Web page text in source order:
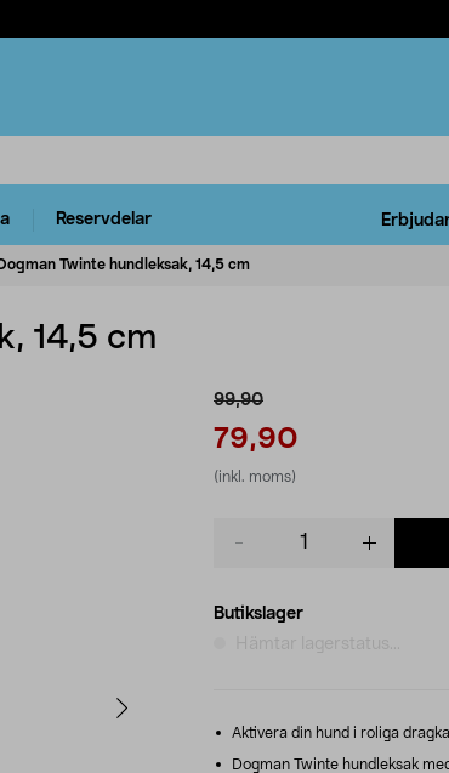
Reservdelar
Dogman Twinte hundleksak, 14,5 cm
14,5 cm
99,90
79,90
(inkl. moms)
Butikslager
Hämtar lagerstatus...
Aktivera din hund i roliga
Dogman Twinte hundleksak